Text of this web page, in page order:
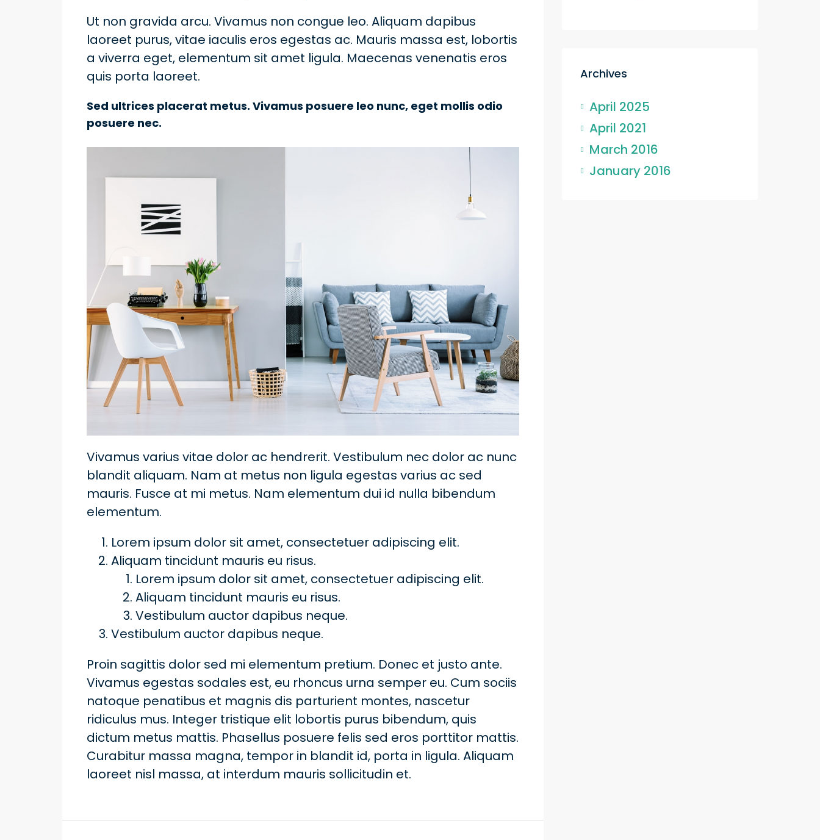
Ut non gravida arcu. Vivamus non congue leo. Aliquam dapibus
laoreet purus, vitae iaculis eros egestas ac. Mauris massa est, lobortis
a viverra eget, elementum sit amet ligula. Maecenas venenatis eros
quis porta laoreet.
Sed ultrices placerat metus. Vivamus posuere leo nunc, eget mollis odio
posuere nec.
Vivamus varius vitae dolor ac hendrerit. Vestibulum nec dolor ac nunc
blandit aliquam. Nam at metus non ligula egestas varius ac sed
mauris. Fusce at mi metus. Nam elementum dui id nulla bibendum
elementum.
Lorem ipsum dolor sit amet, consectetuer adipiscing elit.
Aliquam tincidunt mauris eu risus.
Lorem ipsum dolor sit amet, consectetuer adipiscing elit.
Aliquam tincidunt mauris eu risus.
Vestibulum auctor dapibus neque.
Vestibulum auctor dapibus neque.
Proin sagittis dolor sed mi elementum pretium. Donec et justo ante.
Vivamus egestas sodales est, eu rhoncus urna semper eu. Cum sociis
natoque penatibus et magnis dis parturient montes, nascetur
ridiculus mus. Integer tristique elit lobortis purus bibendum, quis
dictum metus mattis. Phasellus posuere felis sed eros porttitor mattis.
Curabitur massa magna, tempor in blandit id, porta in ligula. Aliquam
laoreet nisl massa, at interdum mauris sollicitudin et.
Archives
April 2025
April 2021
March 2016
January 2016